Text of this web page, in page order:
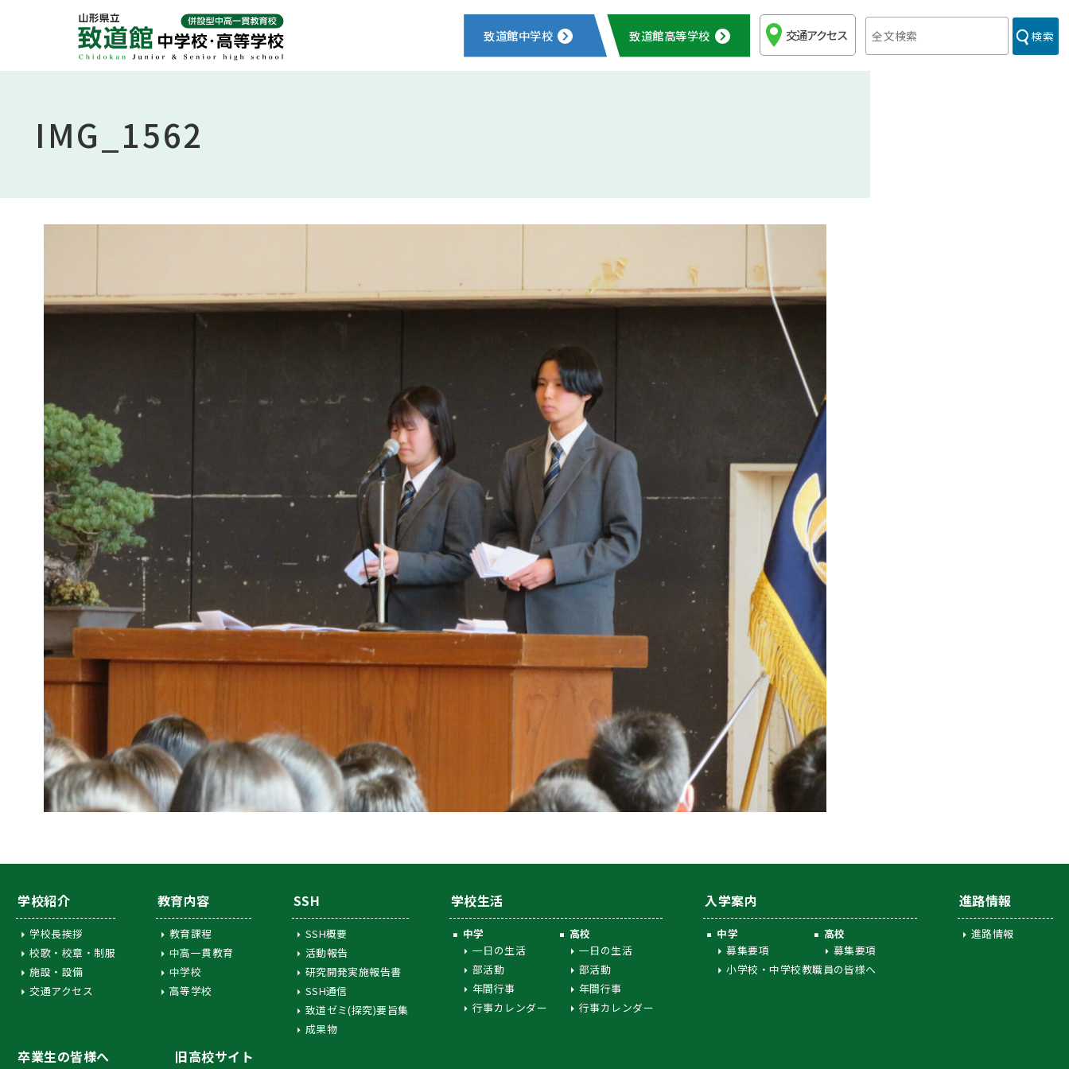
致道館中学校 致道館高等学校 交通アクセス 検索
IMG_1562
学校紹介
学校長挨拶
校歌・校章・制服
施設・設備
交通アクセス
教育内容
教育課程
中高一貫教育
中学校
高等学校
SSH
SSH概要
活動報告
研究開発実施報告書
SSH通信
致道ゼミ(探究)要旨集
成果物
学校生活
中学
一日の生活
部活動
年間行事
行事カレンダー
高校
一日の生活
部活動
年間行事
行事カレンダー
入学案内
中学
募集要項
高校
募集要項
小学校・中学校教職員の皆様へ
進路情報
進路情報
卒業生の皆様へ 旧高校サイト